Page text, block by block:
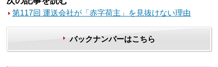
第117回 運送会社が「赤字荷主」を見抜けない理由
バックナンバーはこちら